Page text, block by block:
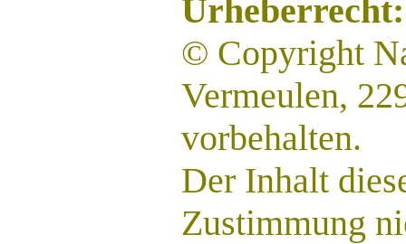
Urheberrecht:
© Copyright
Vermeulen,
vorbehalten.
Der Inhalt
Zustimmung